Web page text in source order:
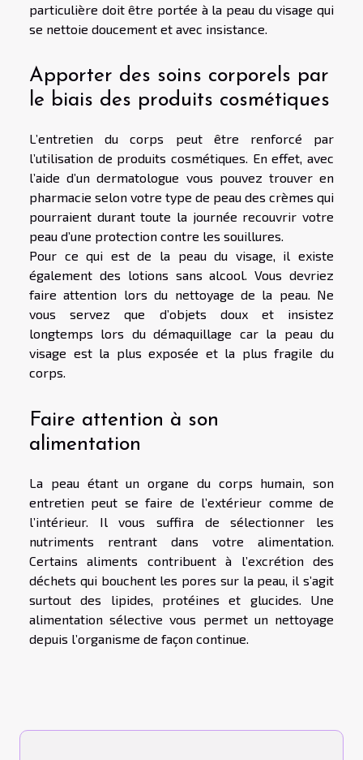
particulière doit être portée à la peau du visage qui
se nettoie doucement et avec insistance.
Apporter des soins corporels par
le biais des produits cosmétiques
L’entretien du corps peut être renforcé par
l’utilisation de produits cosmétiques. En effet, avec
l’aide d’un dermatologue vous pouvez trouver en
pharmacie selon votre type de peau des crèmes qui
pourraient durant toute la journée recouvrir votre
peau d’une protection contre les souillures.
Pour ce qui est de la peau du visage, il existe
également des lotions sans alcool. Vous devriez
faire attention lors du nettoyage de la peau. Ne
vous servez que d’objets doux et insistez
longtemps lors du démaquillage car la peau du
visage est la plus exposée et la plus fragile du
corps.
Faire attention à son
alimentation
La peau étant un organe du corps humain, son
entretien peut se faire de l’extérieur comme de
l’intérieur. Il vous suffira de sélectionner les
nutriments rentrant dans votre alimentation.
Certains aliments contribuent à l’excrétion des
déchets qui bouchent les pores sur la peau, il s’agit
surtout des lipides, protéines et glucides. Une
alimentation sélective vous permet un nettoyage
depuis l’organisme de façon continue.